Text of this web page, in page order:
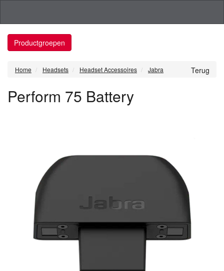
Productgroepen
Terug
Home Headsets Headset Accessoires Jabra
Perform 75 Battery